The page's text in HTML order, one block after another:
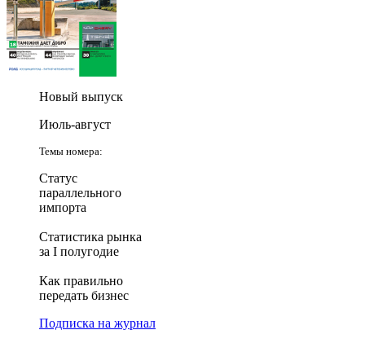
Новый выпуск
Июль-август
Темы номера:
Статус
параллельного
импорта
Статистика рынка
за I полугодие
Как правильно
передать бизнес
Подписка на журнал